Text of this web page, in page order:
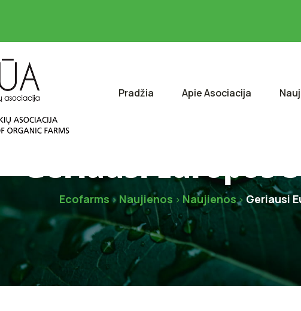
Pradžia Apie Asociacija
Geriausi Europos
Ecofarms > Naujienos > Naujienos> Geriausi